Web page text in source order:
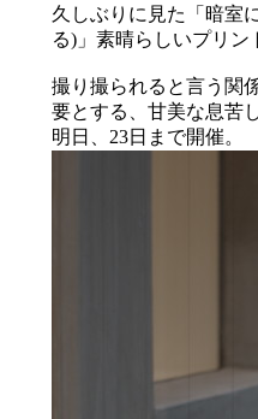
久しぶりに見た「暗室
る)」素晴らしいプリン
撮り撮られると言う関
要とする、甘美な息苦
明日、23日まで開催。